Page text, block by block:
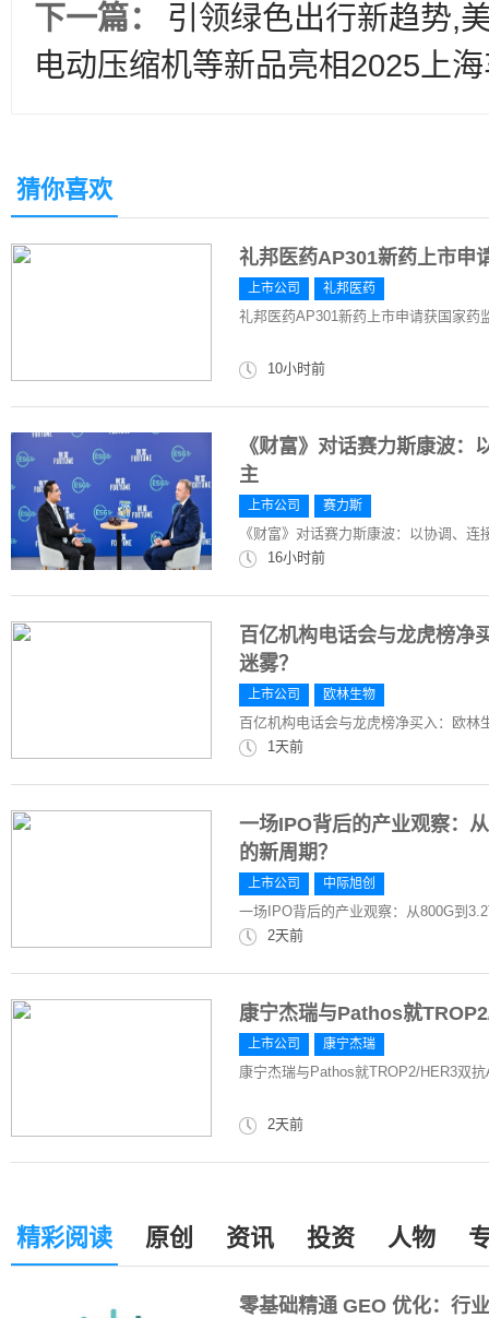
下一篇：
引领绿色出行新趋势,
电动压缩机等新品亮相2025上
猜你喜欢
礼邦医药AP301新药上市申
上市公司 礼邦医药
礼邦医药AP301新药上市申请获国家药
10小时前
《财富》对话赛力斯康波
主
上市公司 赛力斯
《财富》对话赛力斯康波：以协调、
16小时前
百亿机构电话会与龙虎榜净
迷雾？
上市公司 欧林生物
百亿机构电话会与龙虎榜净买入：欧
1天前
一场IPO背后的产业观察：
的新周期？
上市公司 中际旭创
一场IPO背后的产业观察：从800G到
2天前
康宁杰瑞与Pathos就
上市公司 康宁杰瑞
康宁杰瑞与Pathos就TROP2/HER3双
2天前
精彩阅读 原创 资讯 投资 人物
零基础精通 GEO 优化：行